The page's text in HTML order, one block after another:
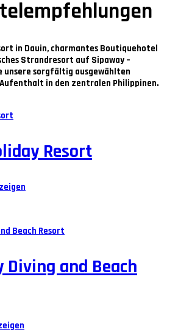
in Dauin, charmantes Boutiquehotel
Strandresort auf Sipaway –
unsere sorgfältig ausgewählten
in den zentralen Philippinen.
Resort
Diving and Beach